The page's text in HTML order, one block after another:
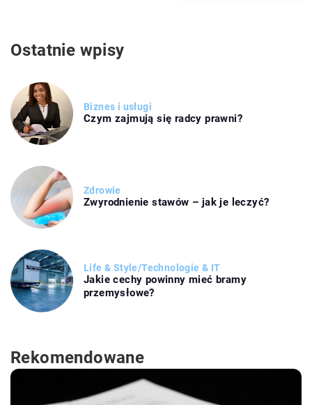
Ostatnie wpisy
Biznes i usługi
Czym zajmują się radcy prawni?
Zdrowie
Zwyrodnienie stawów – jak je leczyć?
Life & Style/Technologie & IT
Jakie cechy powinny mieć bramy
przemysłowe?
Rekomendowane